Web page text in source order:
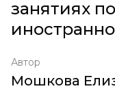
занятиях
Автор
Мошкова